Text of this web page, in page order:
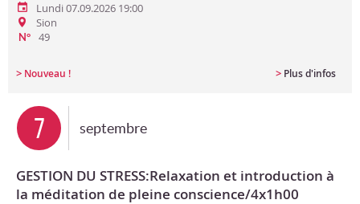
Lundi 07.09.2026 19:00
Sion
N° 49
> Nouveau ! > Plus d'infos
7 septembre
GESTION DU STRESS:Relaxation et introduction à
la méditation de pleine conscience/4x1h00